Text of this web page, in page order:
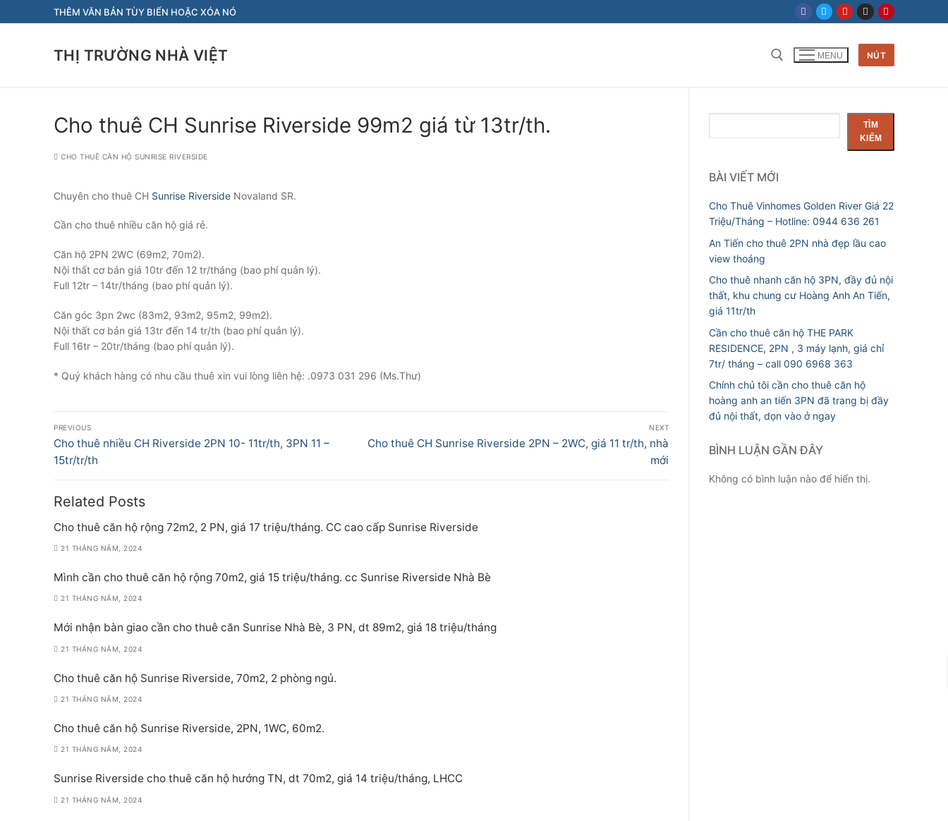
đến
THÊM VĂN BẢN TÙY BIẾN HOẶC XÓA NÓ
THỊ TRƯỜNG NHÀ VIỆT
Tìm kiếm cho:
MENU NÚT
Cho thuê CH Sunrise Riverside 99m2 giá từ 13tr/th.
CHO THUÊ CĂN HỘ SUNRISE RIVERSIDE
Chuyên cho thuê CH Sunrise Riverside Novaland SR.
Cần cho thuê nhiều căn hộ giá rẻ.
Căn hộ 2PN 2WC (69m2, 70m2).
Nội thất cơ bản giá 10tr đến 12 tr/tháng (bao phí quản lý).
Full 12tr – 14tr/tháng (bao phí quản lý).
Căn góc 3pn 2wc (83m2, 93m2, 95m2, 99m2).
Nội thất cơ bản giá 13tr đến 14 tr/th (bao phí quản lý).
Full 16tr – 20tr/tháng (bao phí quản lý).
* Quý khách hàng có nhu cầu thuê xin vui lòng liên hệ: .0973 031 296 (Ms.Thư)
Điều
hướng
bài
viết
PREVIOUS
Previous
post:
Cho thuê nhiều CH Riverside 2PN 10- 11tr/th, 3PN 11 –
15tr/tr/th
NEXT
Next
Cho thuê CH Sunrise Riverside 2PN – 2WC, giá 11 tr/th, nhà
mới
Related Posts
Cho thuê căn hộ rộng 72m2, 2 PN, giá 17 triệu/tháng. CC cao cấp Sunrise Riverside
21 THÁNG NĂM, 2024
Mình cần cho thuê căn hộ rộng 70m2, giá 15 triệu/tháng. cc Sunrise Riverside Nhà Bè
21 THÁNG NĂM, 2024
Mới nhận bàn giao cần cho thuê căn Sunrise Nhà Bè, 3 PN, dt 89m2, giá 18 triệu/tháng
21 THÁNG NĂM, 2024
Cho thuê căn hộ Sunrise Riverside, 70m2, 2 phòng ngủ.
21 THÁNG NĂM, 2024
Cho thuê căn hộ Sunrise Riverside, 2PN, 1WC, 60m2.
21 THÁNG NĂM, 2024
Sunrise Riverside cho thuê căn hộ hướng TN, dt 70m2, giá 14 triệu/tháng, LHCC
21 THÁNG NĂM, 2024
kiếm
TÌM
KIẾM
BÀI VIẾT MỚI
Cho Thuê Vinhomes Golden River Giá 22
Triệu/Tháng – Hotline: 0944 636 261
An Tiến cho thuê 2PN nhà đẹp lầu cao
view thoáng
Cho thuê nhanh căn hộ 3PN, đầy đủ nội
thất, khu chung cư Hoàng Anh An Tiến,
giá 11tr/th
Cần cho thuê căn hộ THE PARK
RESIDENCE, 2PN , 3 máy lạnh, giá chỉ
7tr/ tháng – call 090 6968 363
Chính chủ tôi cần cho thuê căn hộ
hoàng anh an tiến 3PN đã trang bị đầy
đủ nội thất, dọn vào ở ngay
BÌNH LUẬN GẦN ĐÂY
Không có bình luận nào để hiển thị.